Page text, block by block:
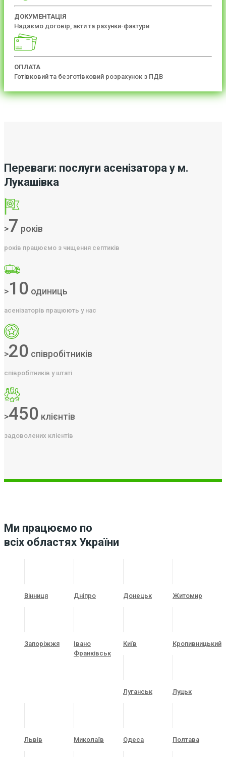
ДОКУМЕНТАЦІЯ
Надаємо договір, акти та рахунки-фактури
ОПЛАТА
Готівковий та безготівковий розрахунок з ПДВ
Переваги: послуги асенізатора у м.
Лукашівка
>7 років
років працюємо з чищення септиків
>10 одиниць
асенізаторів працюють у нас
>20 співробітників
співробітників у штаті
>450 клієнтів
задоволених клієнтів
Ми працюємо по
всіх областях України
Вінниця Дніпро Донецьк Житомир
Запоріжжя
Івано
Франківськ
Київ Кропивницький
Луганськ Луцьк
Львів Миколаїв Одеса Полтава